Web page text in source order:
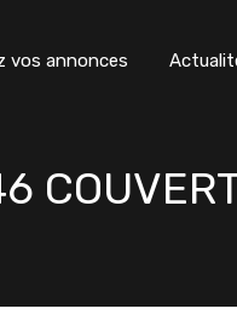
vos annonces